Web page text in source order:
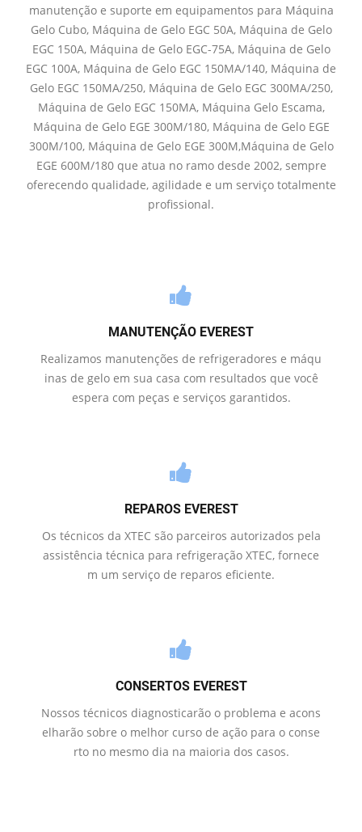
manutenção e suporte em equipamentos para Máquina
Gelo Cubo, Máquina de Gelo EGC 50A, Máquina de Gelo
EGC 150A, Máquina de Gelo EGC-75A, Máquina de Gelo
EGC 100A, Máquina de Gelo EGC 150MA/140, Máquina de
Gelo EGC 150MA/250, Máquina de Gelo EGC 300MA/250,
Máquina de Gelo EGC 150MA, Máquina Gelo Escama,
Máquina de Gelo EGE 300M/180, Máquina de Gelo EGE
300M/100, Máquina de Gelo EGE 300M,Máquina de Gelo
EGE 600M/180 que atua no ramo desde 2002, sempre
oferecendo qualidade, agilidade e um serviço totalmente
profissional.
MANUTENÇÃO EVEREST
Realizamos manutenções de refrigeradores e máqu
inas de gelo em sua casa com resultados que você
espera com peças e serviços garantidos.
REPAROS EVEREST
Os técnicos da XTEC são parceiros autorizados pela
assistência técnica para refrigeração XTEC, fornece
m um serviço de reparos eficiente.
CONSERTOS EVEREST
Nossos técnicos diagnosticarão o problema e acons
elharão sobre o melhor curso de ação para o conse
rto no mesmo dia na maioria dos casos.